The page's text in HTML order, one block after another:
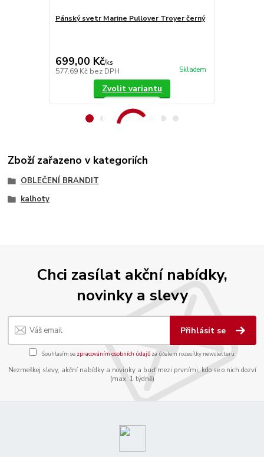
Pánský svetr Marine Pullover Troyer černý
699,00 Kč/ks
577,69 Kč bez DPH Skladem
Zvolit variantu
Zboží zařazeno v kategoriích
OBLEČENÍ BRANDIT
kalhoty
Chci zasílat akční nabídky,
novinky a slevy
Přihlásit se
Souhlasím se zpracováním osobních údajůza účelem rozesílky newsletteru.
Nezmeškej slevy, akční nabídky a novinky a buď mezi prvními, kdo se o nich dozví
(max. 1 týdně)